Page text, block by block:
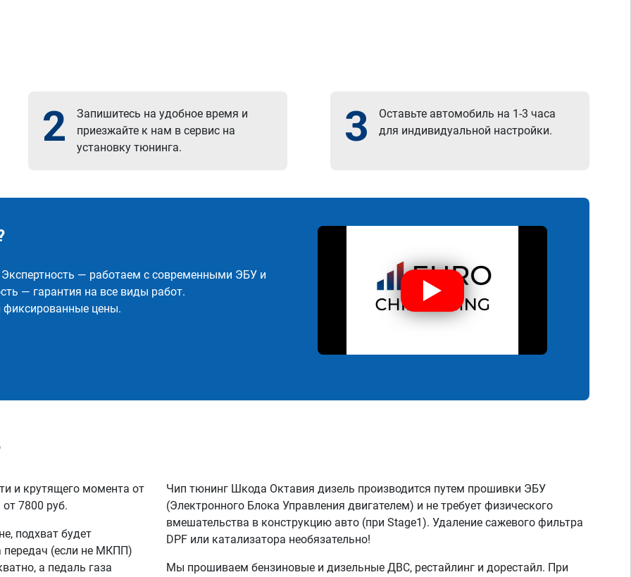
2
Запишитесь на удобное время и
приезжайте к нам в сервис на
установку тюнинга.
3
Оставьте автомобиль на 1-3 часа
для индивидуальной настройки.
— работаем с современными ЭБУ и
— гарантия на все виды работ.
фиксированные цены.
и крутящего момента от
7800 руб.
подхват будет
передач (если не МКПП)
а педаль газа
Чип тюнинг Шкода Октавия дизель производится путем прошивки ЭБУ
(Электронного Блока Управления двигателем) и не требует физического
вмешательства в конструкцию авто (при Stage1). Удаление сажевого фильтра
DPF или катализатора необязательно!
Мы прошиваем бензиновые и дизельные ДВС, рестайлинг и дорестайл. При